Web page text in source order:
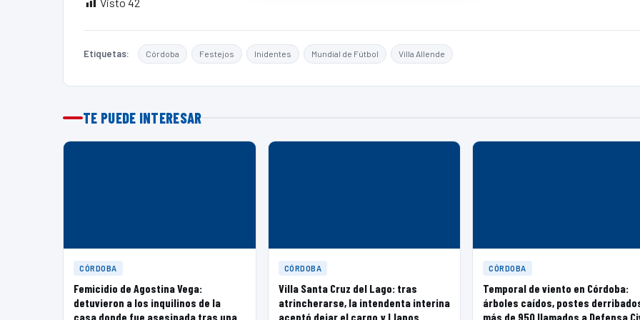
Etiquetas: Córdoba Festejos Inidentes Mundial de Fútbol Villa Allende
TE PUEDE INTERESAR
CÓRDOBA
Femicidio de Agostina Vega:
detuvieron a los inquilinos de la
casa donde fue asesinada tras una
CÓRDOBA
Villa Santa Cruz del Lago: tras
atrincherarse, la intendenta interina
aceptó dejar el cargo y Llanos
CÓRDOBA
Temporal de viento en Córdoba:
árboles caídos, postes
más de 950 llamados a Defensa